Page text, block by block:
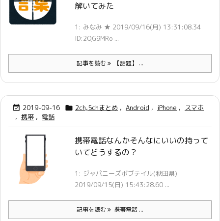
解いてみた
1: みなみ ★ 2019/09/16(月) 13:31:08.34
ID:2QG9MRo ...
記事を読む 【話題】 ...
 2019-09-16  2ch,5chまとめ , Android , iPhone ,
スマホ
, 携帯 , 電話
携帯電話なんかそんなにいいの持って
いてどうするの？
1: ジャパニーズボブテイル(秋田県)
2019/09/15(日) 15:43:28.60 ...
記事を読む 携帯電話 ...